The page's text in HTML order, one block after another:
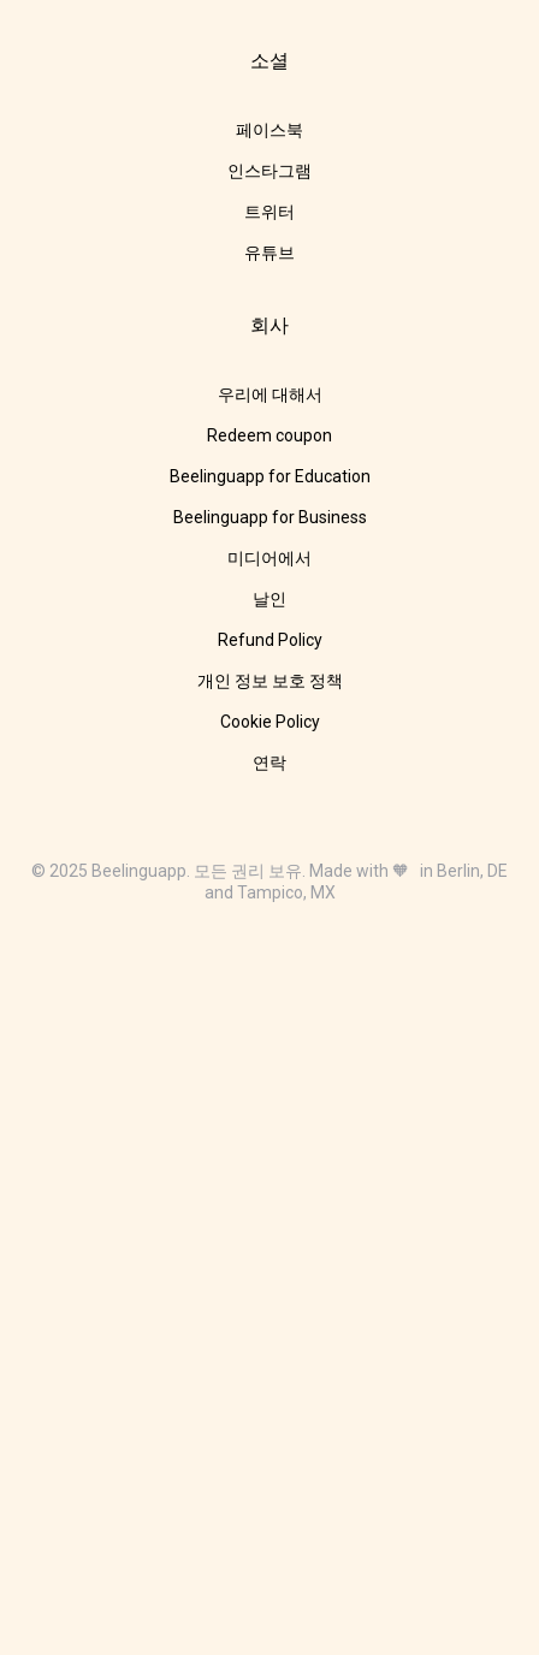
소셜
페이스북
인스타그램
트위터
유튜브
회사
우리에 대해서
Redeem coupon
Beelinguapp for Education
Beelinguapp for Business
미디어에서
날인
Refund Policy
개인 정보 보호 정책
Cookie Policy
연락
© 2025 Beelinguapp. 모든 권리 보유. Made with 🧡 in Berlin, DE
and Tampico, MX